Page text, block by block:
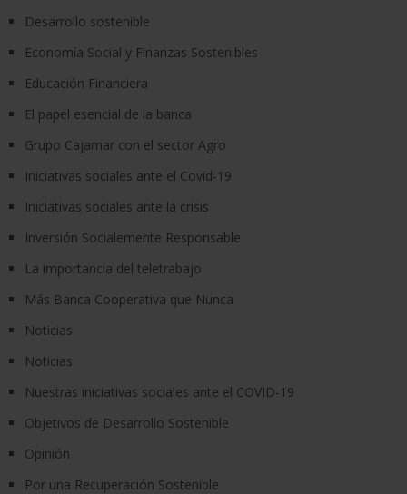
Desarrollo sostenible
Economía Social y Finanzas Sostenibles
Educación Financiera
El papel esencial de la banca
Grupo Cajamar con el sector Agro
Iniciativas sociales ante el Covid-19
Iniciativas sociales ante la crisis
Inversión Socialemente Responsable
La importancia del teletrabajo
Más Banca Cooperativa que Nunca
Noticias
Noticias
Nuestras iniciativas sociales ante el COVID-19
Objetivos de Desarrollo Sostenible
Opinión
Por una Recuperación Sostenible